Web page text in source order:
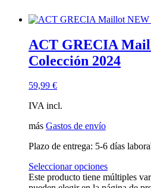
ACT GRECIA
Colección 2024
59,99 €
IVA incl.
más Gastos de envío
Plazo de entrega: 5-6 días
Seleccionar opciones
Este producto tiene múltiples